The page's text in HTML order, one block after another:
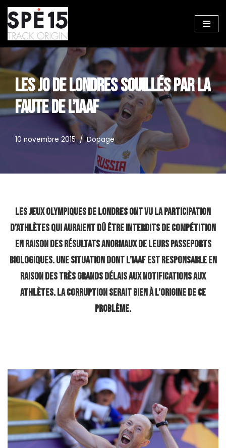
Aller
au
contenu
LES JO DE LONDRES SOUILLÉS PAR LA
FAUTE DE L’IAAF
10 novembre 2015 Dopage
Les Jeux Olympiques de Londres ont vu la participation
d’athlètes qui auraient dû être interdits de compétition
en raison des résultats anormaux de leurs passeports
biologiques. Une situation dont l’IAAF est responsable en
raison des très grands délais aux notifications aux
athlètes. La corruption serait bien à l’origine de ce
problème.